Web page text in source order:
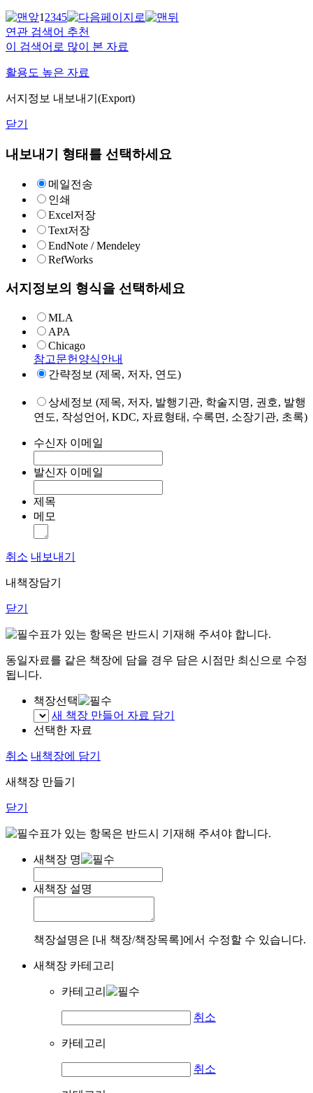
12345
연관 검색어 추천
이 검색어로 많이 본 자료
활용도 높은 자료
서지정보 내보내기(Export)
닫기
내보내기 형태를 선택하세요
메일전송
인쇄
Excel저장
Text저장
EndNote / Mendeley
RefWorks
서지정보의 형식을 선택하세요
MLA
APA
Chicago
참고문헌양식안내
간략정보 (제목, 저자, 연도)
상세정보 (제목, 저자, 발행기관, 학술지명, 권호, 발행
연도, 작성언어, KDC, 자료형태, 수록면, 소장기관, 초록)
수신자 이메일
발신자 이메일
제목
메모
취소 내보내기
내책장담기
닫기
표가 있는 항목은 반드시 기재해 주셔야 합니다.
동일자료를 같은 책장에 담을 경우 담은 시점만 최신으로 수정
됩니다.
책장선택
새 책장 만들어 자료 담기
선택한 자료
취소 내책장에 담기
새책장 만들기
닫기
표가 있는 항목은 반드시 기재해 주셔야 합니다.
새책장 명
새책장 설명
책장설명은 [내 책장/책장목록]에서 수정할 수 있습니다.
새책장 카테고리
카테고리
취소
카테고리
취소